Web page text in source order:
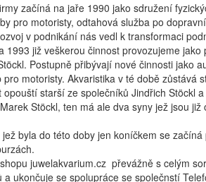
začíná na jaře 1990 jako sdružení
pro motoristy, odtahová služba po
v podnikání nás vedl k transformaci
1993 již veškerou činnost provozujeme
Postupně přibývají nové činnosti jako
motoristy. Akvaristika v té době zůstává
opouští starší ze společníků Jindřich Stöckl
Stöckl, ten má ale dva syny jež jsou
byla do této doby jen koníčkem se
juwelakvarium.cz převážně s celým
a ukončuje se spolupráce se společnstí